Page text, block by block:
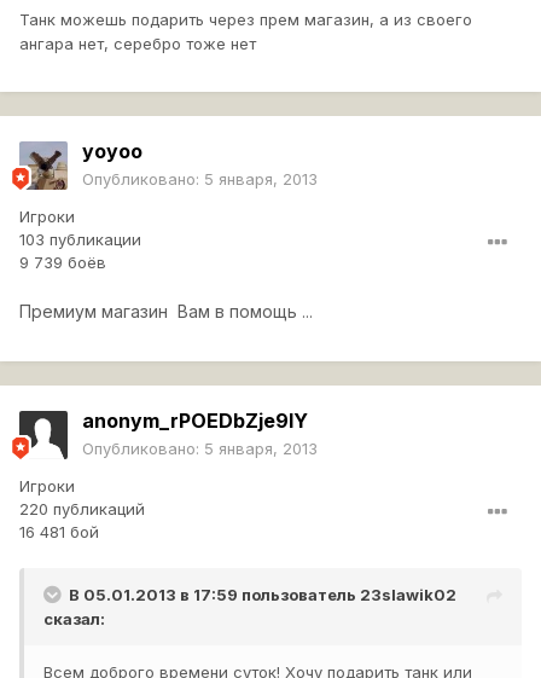
Танк можешь подарить через прем магазин, а из своего
ангара нет, серебро тоже нет
yoyoo
Опубликовано: 5 января, 2013
Игроки
103 публикации
9 739 боёв
Премиум магазин Вам в помощь ...
anonym_rPOEDbZje9lY
Опубликовано: 5 января, 2013
Игроки
220 публикаций
16 481 бой
В 05.01.2013 в 17:59 пользователь 23slawik02
сказал:
Всем доброго времени суток! Хочу подарить танк или